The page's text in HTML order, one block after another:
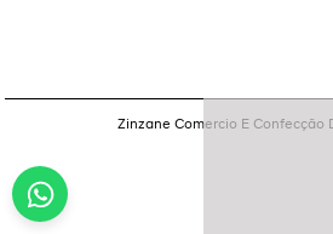
Zinzane Comercio E Confecção